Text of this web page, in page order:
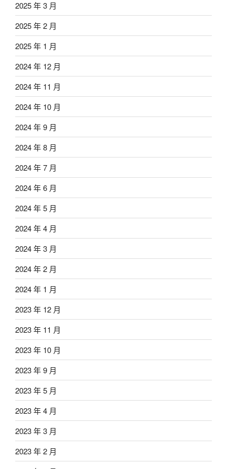
2025 年 3 月
2025 年 2 月
2025 年 1 月
2024 年 12 月
2024 年 11 月
2024 年 10 月
2024 年 9 月
2024 年 8 月
2024 年 7 月
2024 年 6 月
2024 年 5 月
2024 年 4 月
2024 年 3 月
2024 年 2 月
2024 年 1 月
2023 年 12 月
2023 年 11 月
2023 年 10 月
2023 年 9 月
2023 年 5 月
2023 年 4 月
2023 年 3 月
2023 年 2 月